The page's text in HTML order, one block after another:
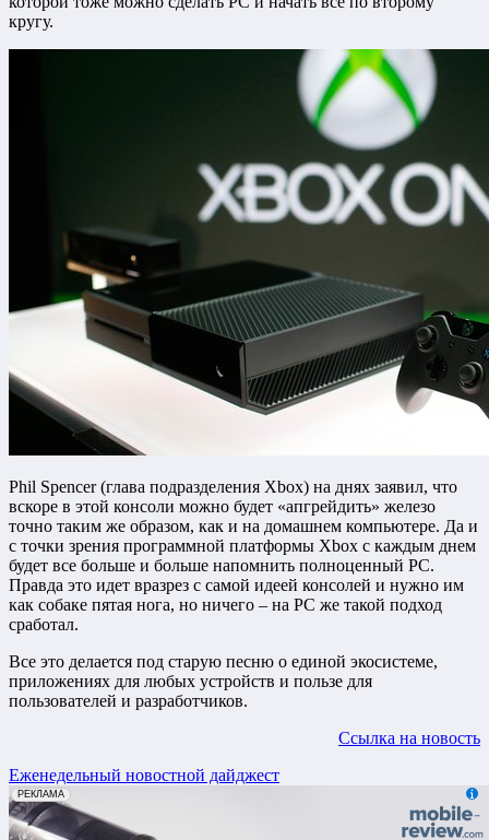
кругу.
Phil Spencer (глава подразделения Xbox) на днях заявил, что
вскоре в этой консоли можно будет «апгрейдить» железо
точно таким же образом, как и на домашнем компьютере. Да и
с точки зрения программной платформы Xbox с каждым днем
будет все больше и больше напомнить полноценный PC.
Правда это идет вразрез с самой идеей консолей и нужно им
как собаке пятая нога, но ничего – на PC же такой подход
сработал.
Все это делается под старую песню о единой экосистеме,
приложениях для любых устройств и пользе для
пользователей и разработчиков.
Ссылка на новость
Еженедельный новостной дайджест
erid: 2VfnxxmNzs5
РЕКЛАМА